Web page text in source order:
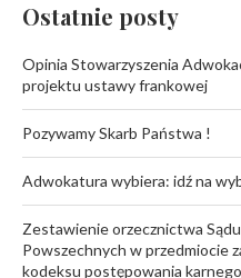
Ostatnie posty
Opinia Stowarzyszenia
projektu ustawy frankowej
Pozywamy Skarb Państwa !
Adwokatura wybiera: idź na
Zestawienie orzecznictwa
Powszechnych w przedmiocie
kodeksu postępowania karnego